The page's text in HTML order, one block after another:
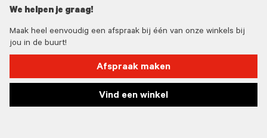
We helpen je graag!
Maak heel eenvoudig een afspraak bij één van onze winkels bij
jou in de buurt!
Afspraak maken
Vind een winkel